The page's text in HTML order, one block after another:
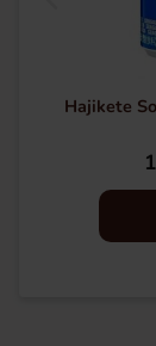
Hajikete